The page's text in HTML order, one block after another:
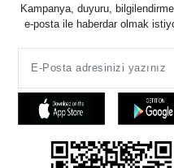
Kampanya, duyuru,
e-posta ile haberdar olmak